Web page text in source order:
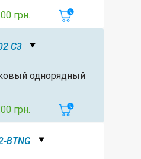
грн.
C3
однорядный
грн.
BTNG